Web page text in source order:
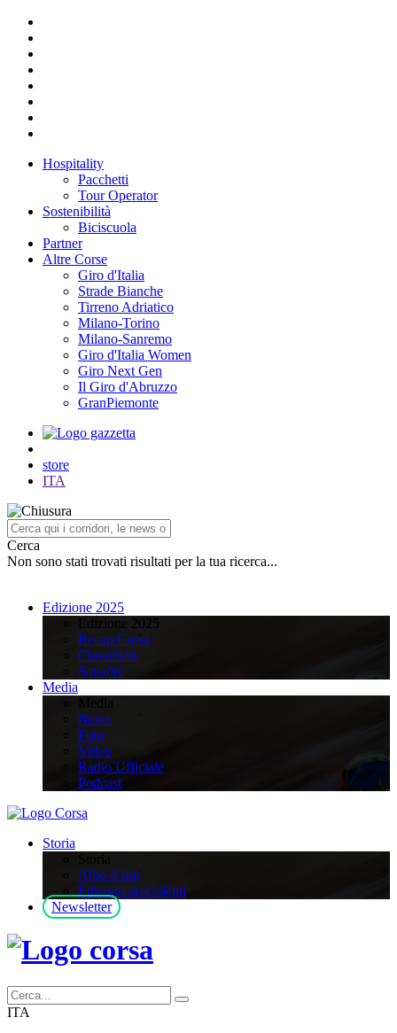
Hospitality
Pacchetti
Tour Operator
Sostenibilità
Biciscuola
Partner
Altre Corse
Giro d'Italia
Strade Bianche
Tirreno Adriatico
Milano-Torino
Milano-Sanremo
Giro d'Italia Women
Giro Next Gen
Il Giro d'Abruzzo
GranPiemonte
store
ITA
Cerca
Non sono stati trovati risultati per la tua ricerca...
Edizione 2025
Recap Corsa
Classifiche
Squadre
Media
News
Foto
Video
Radio Ufficiale
Podcast
Storia
Albo d’oro
Edizioni precedenti
Newsletter
ITA